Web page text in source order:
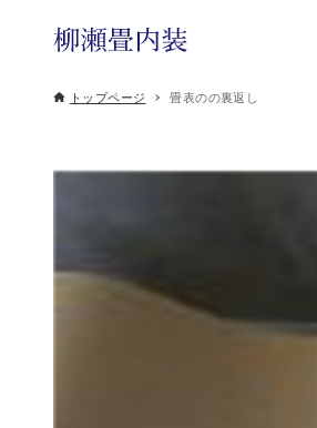
トップページ 畳表のの裏返し